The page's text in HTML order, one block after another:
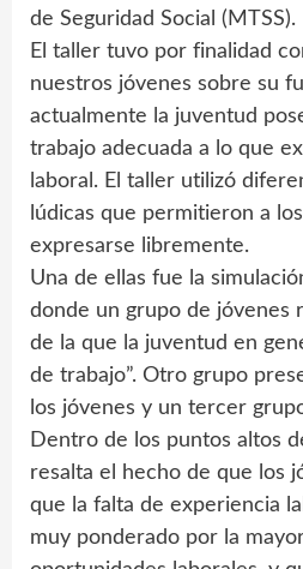
de Seguridad Social (MTSS).
El taller tuvo por finalidad
nuestros jóvenes sobre su
actualmente la juventud
trabajo adecuada a lo que
laboral. El taller utilizó
lúdicas que permitieron a
expresarse libremente.
Una de ellas fue la
donde un grupo de jóvenes
de la que la juventud en
de trabajo”. Otro grupo
los jóvenes y un tercer
Dentro de los puntos altos
resalta el hecho de que los
que la falta de experiencia
muy ponderado por la